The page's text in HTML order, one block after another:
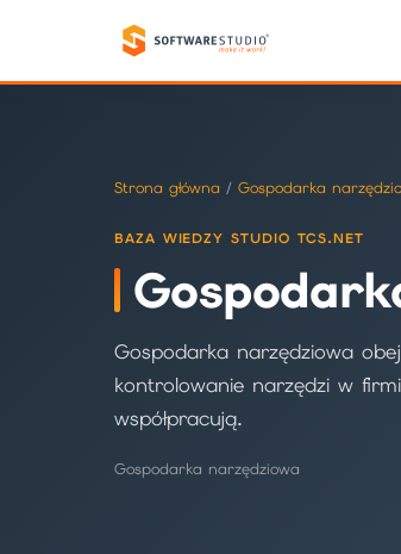
Strona główna / Gospodarka
BAZA WIEDZY STUDIO TCS.NET
Gospodarka narzędziowa
kontrolowanie narzędzi w
współpracują.
Gospodarka narzędziowa